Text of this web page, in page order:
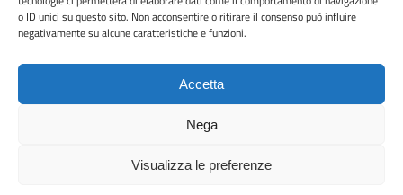
o ID unici su questo sito. Non acconsentire o ritirare il consenso può influire
negativamente su alcune caratteristiche e funzioni.
Accetta
Nega
Visualizza le preferenze